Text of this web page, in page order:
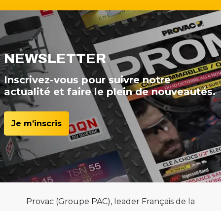
NEWSLETTER
Inscrivez-vous pour suivre notre
actualité et faire le plein de nouveautés.
Je m’inscris
Provac (Groupe PAC), leader Français de la